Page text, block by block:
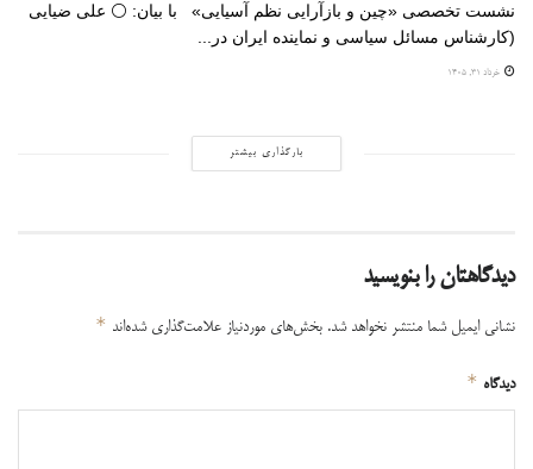
نشست تخصصی «چین و بازآرایی نظم آسیایی» با بیان: ⚪️ علی ضیایی
(کارشناس مسائل سیاسی و نماینده ایران در...
خرداد ۳۱, ۱۴۰۵
بارگذاری بیشتر
دیدگاهتان را بنویسید
نشانی ایمیل شما منتشر نخواهد شد. بخش‌های موردنیاز علامت‌گذاری شده‌اند *
دیدگاه *